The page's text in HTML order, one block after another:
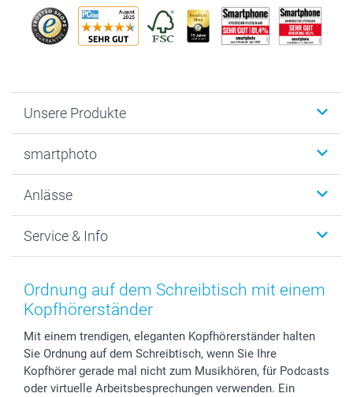
Unsere Produkte
Fotogeschenke
MyNameBook
Fotoabzüge, Fotos als Buch & Poster
Zubehör & Material
Foto-Kalender & Agenden
Geschenk-Gutscheine (PDF)
smartphoto
Warum smartphoto
Datenschutz
AGB
Impressum
Partnerprogramme
Investor Relations
B2B smartbusiness
Anlässe
Neujahr
Muttertag
Vatertag
Hochzeit
Geburtstag
Geburt
Service & Info
Anmelden /Registrieren
Preise und Versandkosten
72h Lieferung
Zahlungsmöglichkeiten
Sitemap
Ordnung auf dem Schreibtisch mit einem
Kopfhörerständer
Mit einem trendigen, eleganten Kopfhörerständer halten
Sie Ordnung auf dem Schreibtisch, wenn Sie Ihre
Kopfhörer gerade mal nicht zum Musikhören, für Podcasts
oder virtuelle Arbeitsbesprechungen verwenden. Ein